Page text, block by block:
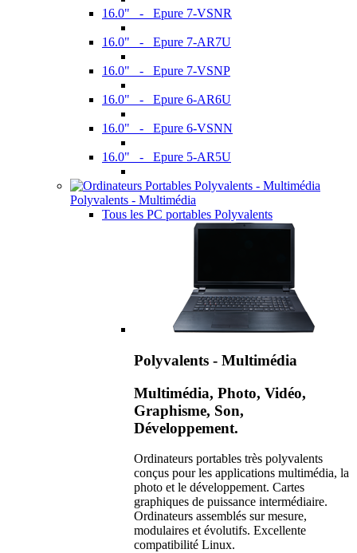
16.0" - Epure 7-VSNR
16.0" - Epure 7-AR7U
16.0" - Epure 7-VSNP
16.0" - Epure 6-AR6U
16.0" - Epure 6-VSNN
16.0" - Epure 5-AR5U
Polyvalents - Multimédia
Tous les PC portables Polyvalents
Polyvalents - Multimédia
Multimédia, Photo, Vidéo,
Graphisme, Son,
Développement.
Ordinateurs portables très polyvalents
conçus pour les applications multimédia, la
photo et le développement. Cartes
graphiques de puissance intermédiaire.
Ordinateurs assemblés sur mesure,
modulaires et évolutifs. Excellente
compatibilité Linux.